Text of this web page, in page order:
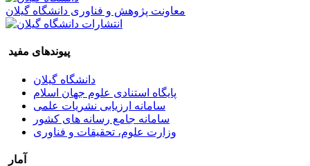
معاونت پژوهش و فناوری دانشگاه گیلان
پیوندهای مفید
دانشگاه گیلان
پایگاه استنادی علوم جهان اسلام
سامانه ارزیابی نشریات علمی
سامانه جامع رسانه های کشور
وزارت علوم، تحقیقات و فناوری
آمار